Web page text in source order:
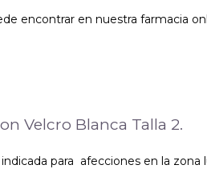
encontrar en nuestra farmacia
Velcro Blanca Talla 2.
para afecciones en la